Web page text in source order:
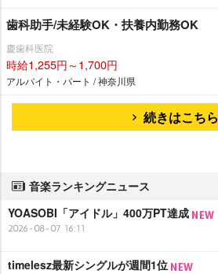
歯科助手/未経験OK・扶養内勤務OK
慶歯科医院
時給1,255円～1,700円
アルバイト・パート / 神奈川県
続きはこちら
音楽ランキングニュース
YOASOBI「アイドル」400万PT達成
2026-08-07 16:11
timelesz最新シングルが週間1位